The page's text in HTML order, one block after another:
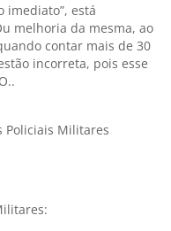
está
melhoria da mesma, ao
contar mais de 30
incorreta, pois esse
Policiais Militares